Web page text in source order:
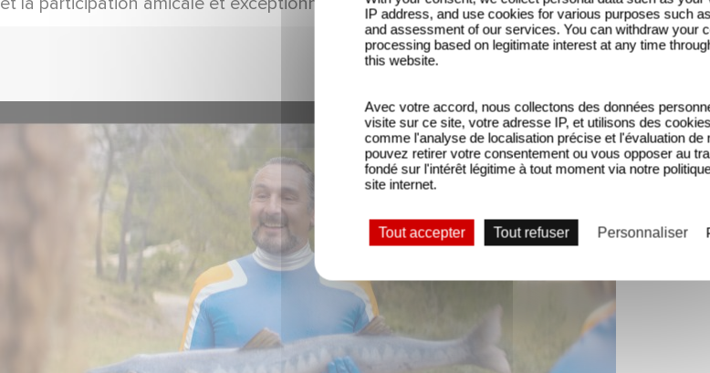
IP address, and use cookies for various purposes such
and assessment of our services. You can withdraw your
processing based on legitimate interest at any time
this website.
Avec votre accord, nous collectons des données
visite sur ce site, votre adresse IP, et utilisons des
comme l'analyse de localisation précise et l'évaluation de
pouvez retirer votre consentement ou vous opposer au
fondé sur l'intérêt légitime à tout moment via notre
site internet.
Tout accepter Tout refuser Personnaliser